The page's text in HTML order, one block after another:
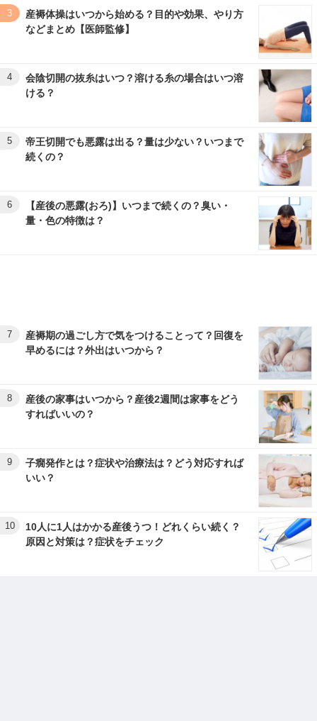
3
産褥体操はいつから始める？目的や効果、やり方
などまとめ【医師監修】
4
会陰切開の抜糸はいつ？溶ける糸の場合はいつ溶
ける？
5
帝王切開でも悪露は出る？量は少ない？いつまで
続くの？
6
【産後の悪露(おろ)】いつまで続くの？臭い・
量・色の特徴は？
7
産褥期の過ごし方で気をつけることって？回復を
早めるには？外出はいつから？
8
産後の家事はいつから？産後2週間は家事をどう
すればいいの？
9
子癇発作とは？症状や治療法は？どう対応すれば
いい？
10
10人に1人はかかる産後うつ！どれくらい続く？
原因と対策は？症状をチェック